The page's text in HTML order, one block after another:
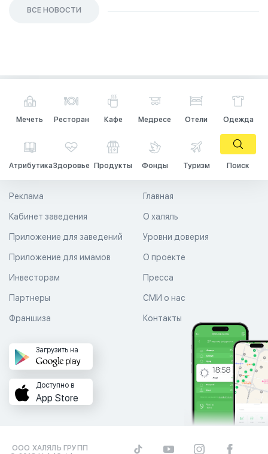
ВСЕ НОВОСТИ
Мечеть Ресторан Кафе Медресе Отели Одежда
АтрибутикаЗдоровье Продукты Фонды Туризм Поиск
Главная
О халяль
Уровни доверия
Реклама
Кабинет заведения
Приложение для заведений
Приложение для имамов О проекте
Пресса
СМИ о нас
Контакты
Инвесторам
Партнеры
Франшиза
Загрузить на
Доступно в
App Store
ООО ХАЛЯЛЬ ГРУПП